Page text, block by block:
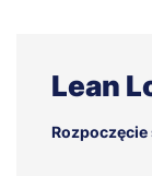
Lean